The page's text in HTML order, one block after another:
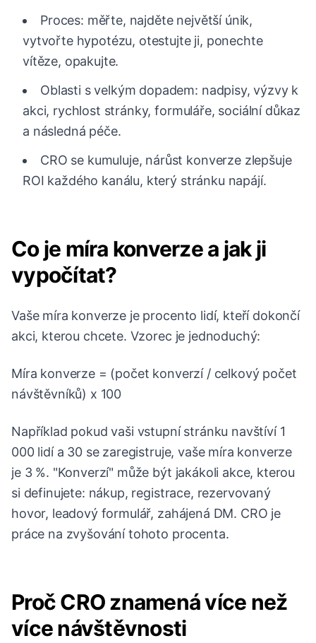
Proces: měřte, najděte největší únik,
vytvořte hypotézu, otestujte ji, ponechte
vítěze, opakujte.
Oblasti s velkým dopadem: nadpisy, výzvy k
akci, rychlost stránky, formuláře, sociální důkaz
a následná péče.
CRO se kumuluje, nárůst konverze zlepšuje
ROI každého kanálu, který stránku napájí.
Co je míra konverze a jak ji
vypočítat?
Vaše míra konverze je procento lidí, kteří dokončí
akci, kterou chcete. Vzorec je jednoduchý:
Míra konverze = (počet konverzí / celkový počet
návštěvníků) x 100
Například pokud vaši vstupní stránku navštíví 1
000 lidí a 30 se zaregistruje, vaše míra konverze
je 3 %. "Konverzí" může být jakákoli akce, kterou
si definujete: nákup, registrace, rezervovaný
hovor, leadový formulář, zahájená DM. CRO je
práce na zvyšování tohoto procenta.
Proč CRO znamená více než
více návštěvnosti